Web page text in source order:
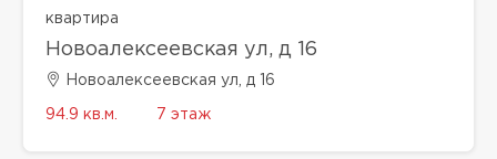
квартира
Новоалексеевская ул, д 16
Новоалексеевская ул, д 16
94.9 кв.м. 7 этаж